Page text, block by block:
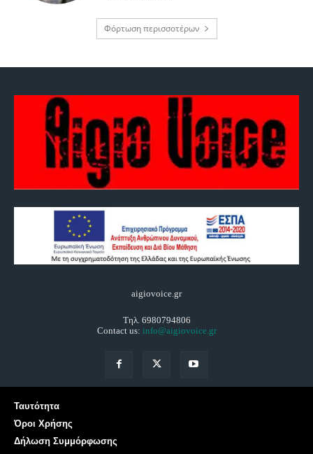
Φόρτωση περισσοτέρων
aigiovoice.gr
Τηλ. 6980794806
Contact us: info@aigiovoice.gr
Ταυτότητα
Όροι Χρήσης
Δήλωση Συμμόρφωσης